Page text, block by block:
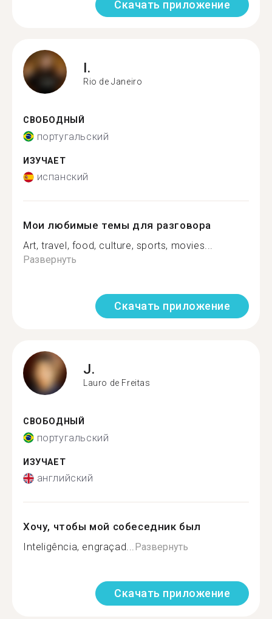
Скачать приложение
I.
Rio de Janeiro
СВОБОДНЫЙ
португальский
ИЗУЧАЕТ
испанский
Мои любимые темы для разговора
Art, travel, food, culture, sports, movies...
Развернуть
Скачать приложение
J.
Lauro de Freitas
СВОБОДНЫЙ
португальский
ИЗУЧАЕТ
английский
Хочу, чтобы мой собеседник был
Inteligência, engraçad...Развернуть
Скачать приложение